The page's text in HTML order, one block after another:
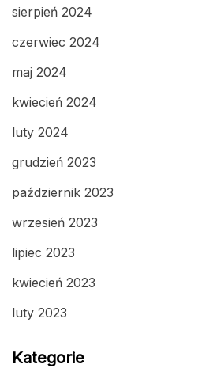
sierpień 2024
czerwiec 2024
maj 2024
kwiecień 2024
luty 2024
grudzień 2023
październik 2023
wrzesień 2023
lipiec 2023
kwiecień 2023
luty 2023
Kategorie